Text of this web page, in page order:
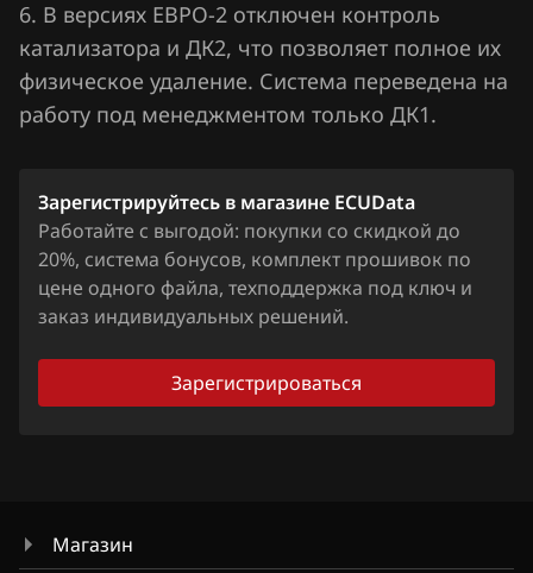
JAC
Jaecoo
Jaguar
Jetour
Kaiyi
Kia
King Long
KYC
Lexus
6. В версиях ЕВРО-2 отключен контроль
катализатора и ДК2, что позволяет полное их
физическое удаление. Система переведена на
работу под менеджментом только ДК1.
Зарегистрируйтесь в магазине ECUData
Работайте с выгодой: покупки со скидкой до
20%, система бонусов, комплект прошивок по
цене одного файла, техподдержка под ключ и
заказ индивидуальных решений.
Зарегистрироваться
Магазин